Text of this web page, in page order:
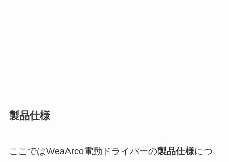
製品仕様
ここではWeaArco電動ドライバーの製品仕様につ